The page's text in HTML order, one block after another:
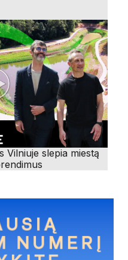
Vilniuje slepia miestą